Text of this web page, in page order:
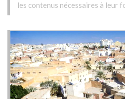
les contenus nécessaires à leur